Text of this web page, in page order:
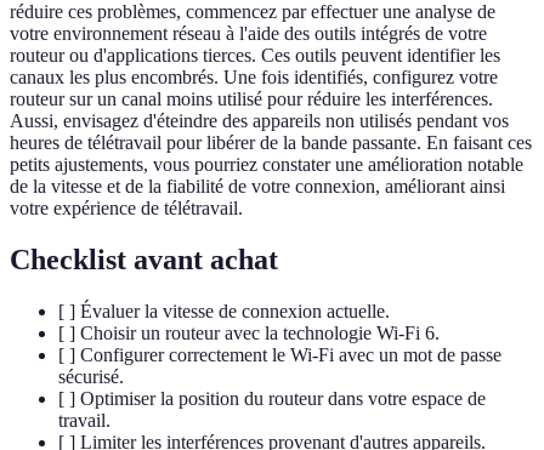
réduire ces problèmes, commencez par effectuer une analyse de
votre environnement réseau à l'aide des outils intégrés de votre
routeur ou d'applications tierces. Ces outils peuvent identifier les
canaux les plus encombrés. Une fois identifiés, configurez votre
routeur sur un canal moins utilisé pour réduire les interférences.
Aussi, envisagez d'éteindre des appareils non utilisés pendant vos
heures de télétravail pour libérer de la bande passante. En faisant ces
petits ajustements, vous pourriez constater une amélioration notable
de la vitesse et de la fiabilité de votre connexion, améliorant ainsi
votre expérience de télétravail.
Checklist avant achat
[ ] Évaluer la vitesse de connexion actuelle.
[ ] Choisir un routeur avec la technologie Wi-Fi 6.
[ ] Configurer correctement le Wi-Fi avec un mot de passe
sécurisé.
[ ] Optimiser la position du routeur dans votre espace de
travail.
[ ] Limiter les interférences provenant d'autres appareils.